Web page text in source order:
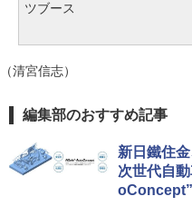
ツブース
（清宮信志）
編集部のおすすめ記事
新日鐵住
次世代自